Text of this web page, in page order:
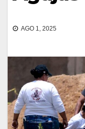
AGO 1, 2025